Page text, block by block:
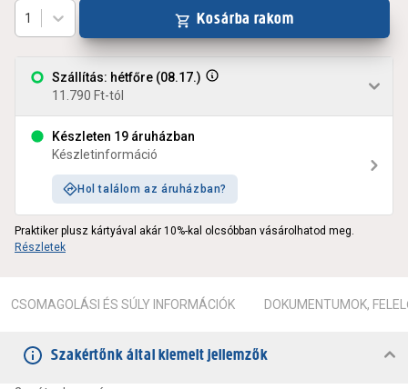
Szállítás: hétfőre (08.17.)
11.790 Ft-tól
Készleten 19 áruházban
Készletinformáció
Hol találom az áruházban?
1 Kosárba rakom
Praktiker plusz kártyával akár 10%-kal olcsóbban vásárolhatod meg.
Részletek
CSOMAGOLÁSI ÉS SÚLY INFORMÁCIÓK DOKUMENTUMOK,
Szakértőnk által kiemelt jellemzők